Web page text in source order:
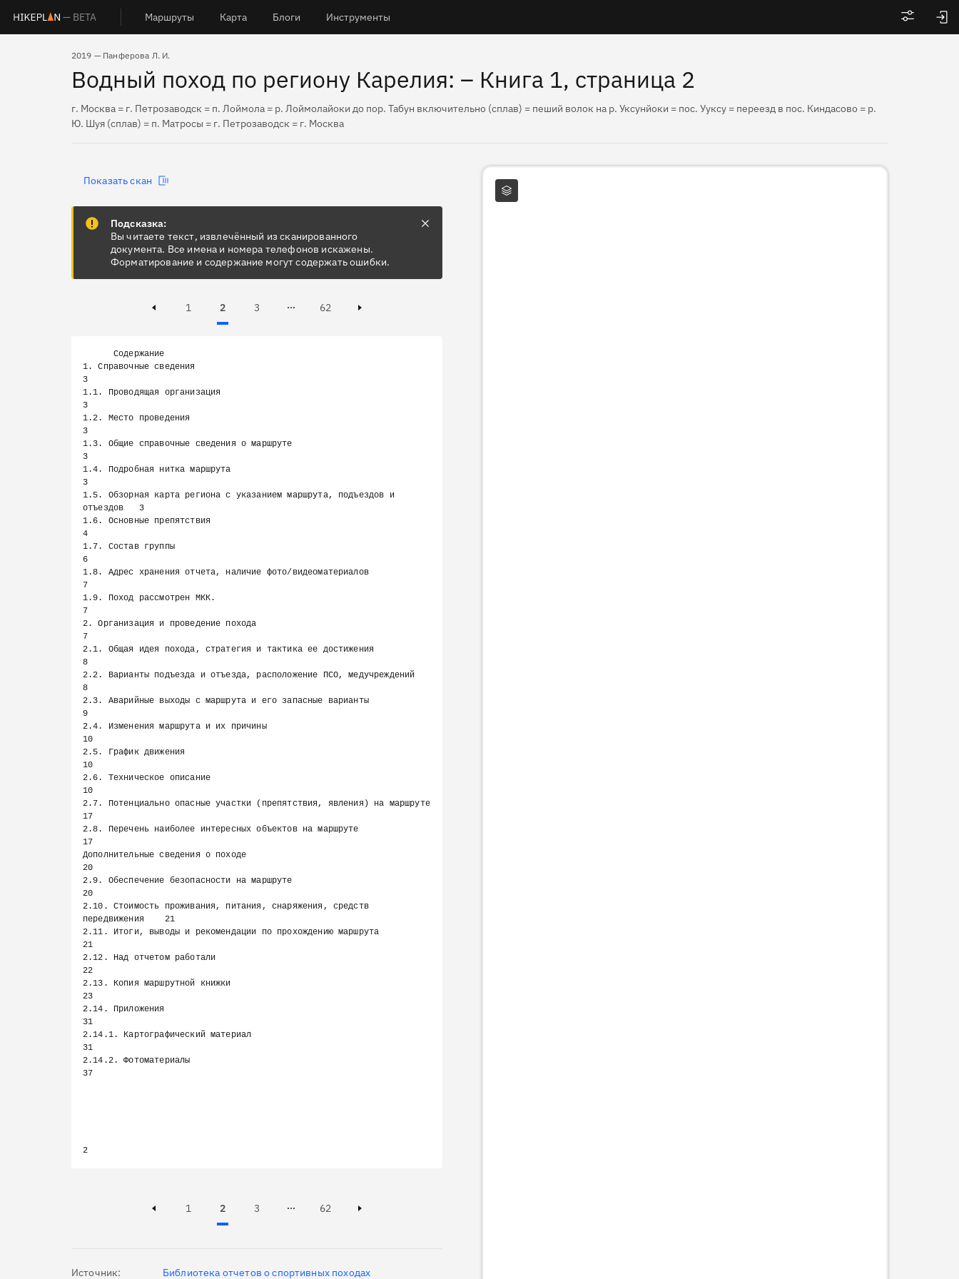
— BETA Маршруты Карта Блоги Инструменты
2019 — Панферова Л. И.
Водный поход по региону Карелия: – Книга 1, страница 2
г. Москва = г. Петрозаводск = п. Лоймола = р. Лоймолайоки до пор. Табун включительно (сплав) = пеший волок на р. Уксунйоки = пос. Ууксу = переезд в пос. Киндасово = р.
Ю. Шуя (сплав) = п. Матросы = г. Петрозаводск = г. Москва
Показать скан
Подсказка:
Вы читаете текст, извлечённый из сканированного
документа. Все имена и номера телефонов искажены.
Форматирование и содержание могут содержать ошибки.
Page
1 Page
2 Active, Page
3 Page
62
1. Справочные сведения
3
1.1. Проводящая организация
3
1.2. Место проведения
3
1.3. Общие справочные сведения о маршруте
3
1.4. Подробная нитка маршрута
3
1.5. Обзорная карта региона с указанием маршрута, подъездов и
отъездов   3
1.6. Основные препятствия
4
1.7. Состав группы
6
1.8. Адрес хранения отчета, наличие фото/видеоматериалов
7
1.9. Поход рассмотрен МКК.
7
2. Организация и проведение похода
7
2.1. Общая идея похода, стратегия и тактика ее достижения
8
2.2. Варианты подъезда и отъезда, расположение ПСО, медучреждений
8
2.3. Аварийные выходы с маршрута и его запасные варианты
9
2.4. Изменения маршрута и их причины
10
2.5. График движения
10
2.6. Техническое описание
10
2.7. Потенциально опасные участки (препятствия, явления) на маршруте
17
2.8. Перечень наиболее интересных объектов на маршруте
17
Дополнительные сведения о походе
20
2.9. Обеспечение безопасности на маршруте
20
2.10. Стоимость проживания, питания, снаряжения, средств
передвижения    21
2.11. Итоги, выводы и рекомендации по прохождению маршрута
21
2.12. Над отчетом работали
22
2.13. Копия маршрутной книжки
23
2.14. Приложения
31
2.14.1. Картографический материал
31
2.14.2. Фотоматериалы
37
Page
1 Page
2 Active, Page
3 Page
62
Источник:
Библиотека отчетов о спортивных походах